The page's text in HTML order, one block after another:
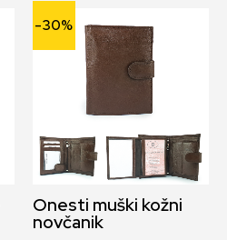
-30%
Onesti muški kožni
novčanik